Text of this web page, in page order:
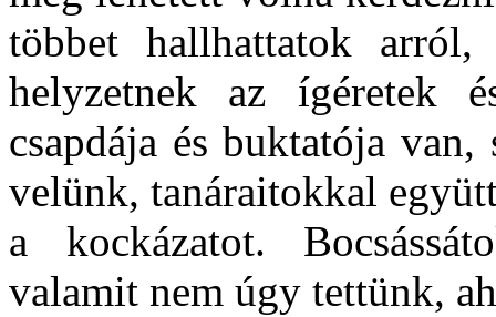
többet hallhattatok
helyzetnek az ígéretek
csapdája és buktatója
velünk, tanáraitokkal
a kockázatot.
valamit nem úgy tettünk,